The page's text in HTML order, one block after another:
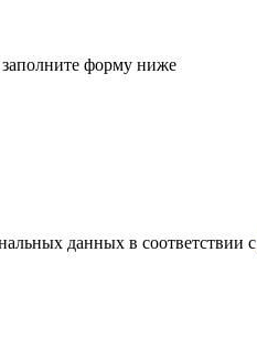
заполните форму ниже
данных в соответствии с